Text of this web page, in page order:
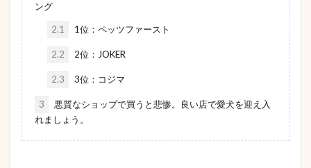
ング
2.1 1位：ペッツファースト
2.2 2位：JOKER
2.3 3位：コジマ
3
悪質なショップで買うと悲惨。良い店で愛犬を迎え入
れましょう。